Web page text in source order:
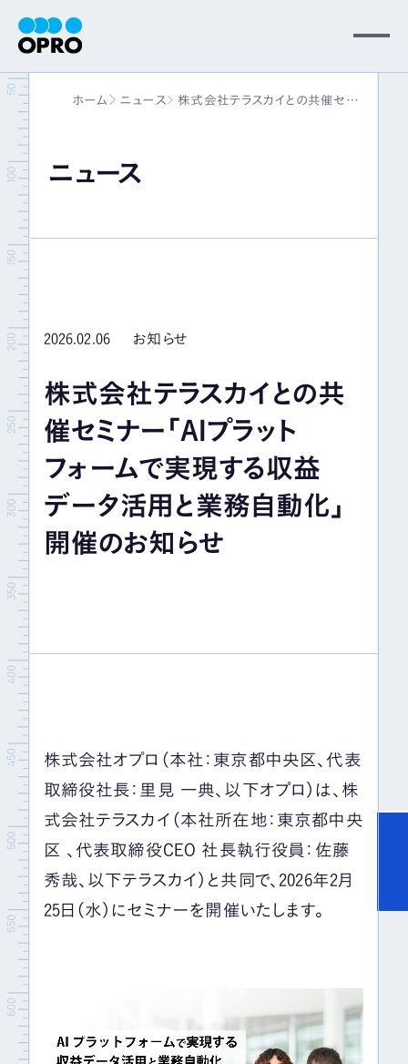
会社情報
事業内容
ニュース
パートナー
サポート
イベント＆セミナー
IR情報
採用情報
お問い合わせ
ホーム ニュース
株式会社テラスカイとの共催セミ
ニュース
2026.02.06 お知らせ
株式会社テラスカイとの共
催セミナー「AIプラット
フォームで実現する収益
データ活用と業務自動化」
開催のお知らせ
株式会社オプロ（本社：東京都中央区、代表
取締役社長：里見 一典、以下オプロ）は、株
式会社テラスカイ（本社所在地：東京都中央
区 、代表取締役CEO 社長執行役員：佐藤
秀哉、以下テラスカイ）と共同で、2026年2月
25日（水）にセミナーを開催いたします。